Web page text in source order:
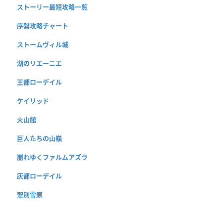
ストーリー最短攻略一覧
序盤攻略チャート
ストームヴィル城
湖のリエーニエ
王都ローデイル
ケイリッド
火山館
巨人たちの山嶺
崩れゆくファルムアズラ
灰都ローデイル
聖別雪原